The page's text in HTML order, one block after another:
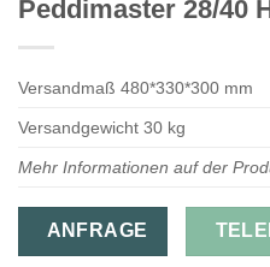
Peddimaster 28/40
Versandmaß 480*330*300 mm
Versandgewicht 30 kg
Mehr Informationen auf der
ANFRAGE